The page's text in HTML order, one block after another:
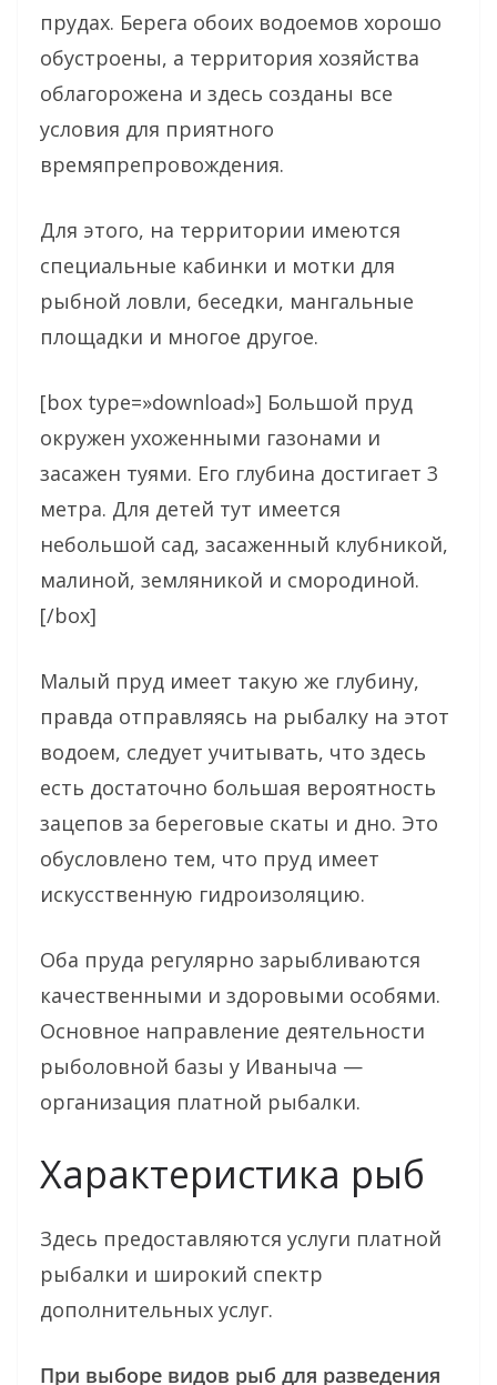
прудах. Берега обоих водоемов хорошо
обустроены, а территория хозяйства
облагорожена и здесь созданы все
условия для приятного
времяпрепровождения.
Для этого, на территории имеются
специальные кабинки и мотки для
рыбной ловли, беседки, мангальные
площадки и многое другое.
[box type=»download»] Большой пруд
окружен ухоженными газонами и
засажен туями. Его глубина достигает 3
метра. Для детей тут имеется
небольшой сад, засаженный клубникой,
малиной, земляникой и смородиной.
[/box]
Малый пруд имеет такую же глубину,
правда отправляясь на рыбалку на этот
водоем, следует учитывать, что здесь
есть достаточно большая вероятность
зацепов за береговые скаты и дно. Это
обусловлено тем, что пруд имеет
искусственную гидроизоляцию.
Оба пруда регулярно зарыбливаются
качественными и здоровыми особями.
Основное направление деятельности
рыболовной базы у Иваныча —
организация платной рыбалки.
Характеристика рыб
Здесь предоставляются услуги платной
рыбалки и широкий спектр
дополнительных услуг.
При выборе видов рыб для разведения